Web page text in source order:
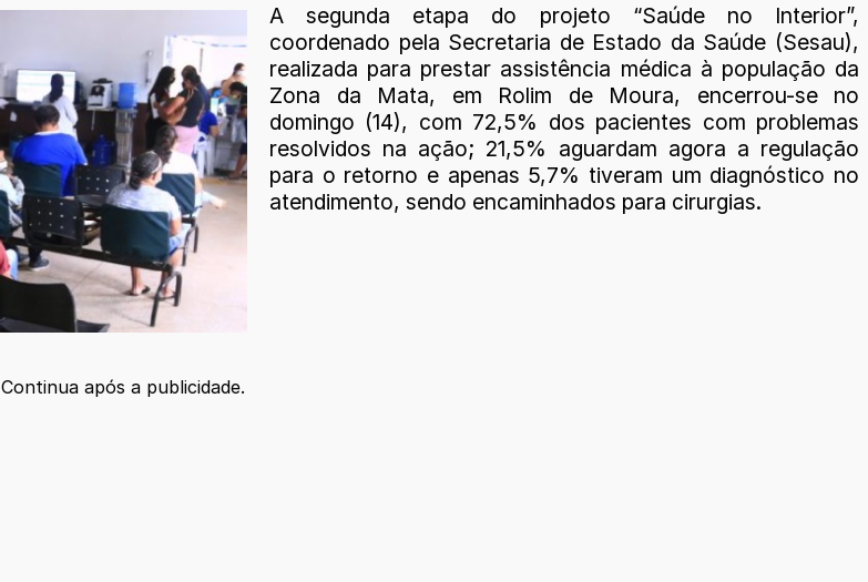
A segunda etapa do projeto “Saúde no Interior”,
coordenado pela Secretaria de Estado da Saúde (Sesau),
realizada para prestar assistência médica à população da
Zona da Mata, em Rolim de Moura, encerrou-se no
domingo (14), com 72,5% dos pacientes com problemas
resolvidos na ação; 21,5% aguardam agora a regulação
para o retorno e apenas 5,7% tiveram um diagnóstico no
atendimento, sendo encaminhados para cirurgias.
Continua após a publicidade.